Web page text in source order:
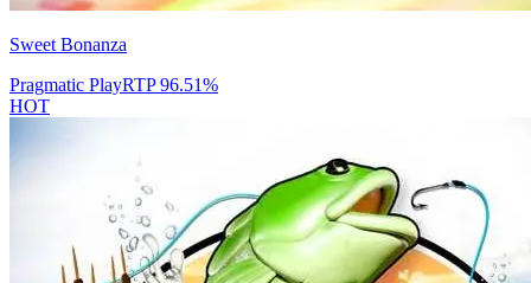
Sweet Bonanza
Pragmatic PlayRTP96.51%
HOT